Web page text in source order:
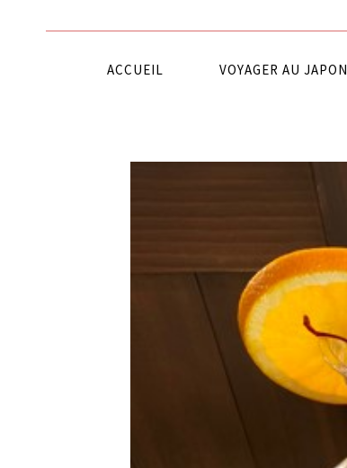
ACCUEIL VOYAGER AU JAPON